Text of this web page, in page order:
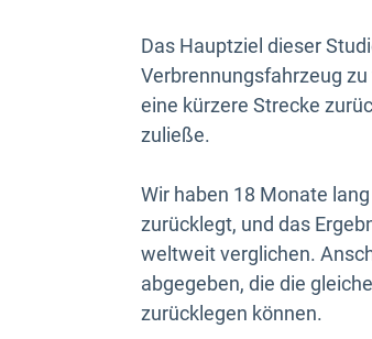
Das Hauptziel dieser
Verbrennungsfahrzeug
eine kürzere Strecke
zuließe.
Wir haben 18 Monate
zurücklegt, und das
weltweit verglichen.
abgegeben, die die
zurücklegen können.